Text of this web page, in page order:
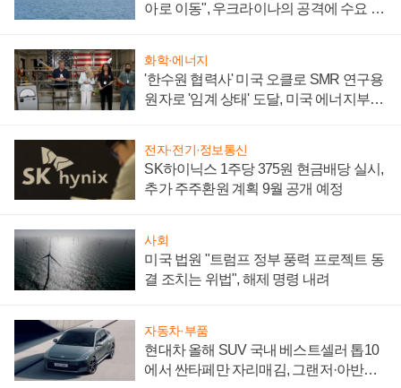
아로 이동", 우크라이나의 공격에 수요 늘
화학·에너지
'한수원 협력사' 미국 오클로 SMR 연구용
원자로 '임계 상태' 도달, 미국 에너지부
전자·전기·정보통신
SK하이닉스 1주당 375원 현금배당 실시,
추가 주주환원 계획 9월 공개 예정
사회
미국 법원 "트럼프 정부 풍력 프로젝트 동
결 조치는 위법", 해제 명령 내려
자동차·부품
현대차 올해 SUV 국내 베스트셀러 톱10
에서 싼타페만 자리매김, 그랜저·아반떼